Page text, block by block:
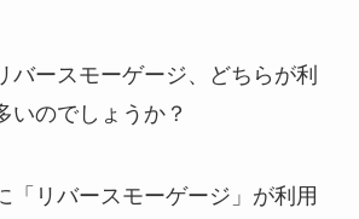
バースモーゲージ、どちらが利
いのでしょうか？
「リバースモーゲージ」が利用